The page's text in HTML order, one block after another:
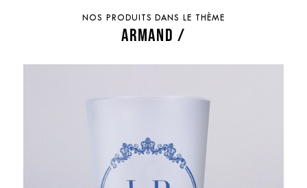
NOS PRODUITS DANS LE THÈME
ARMAND /